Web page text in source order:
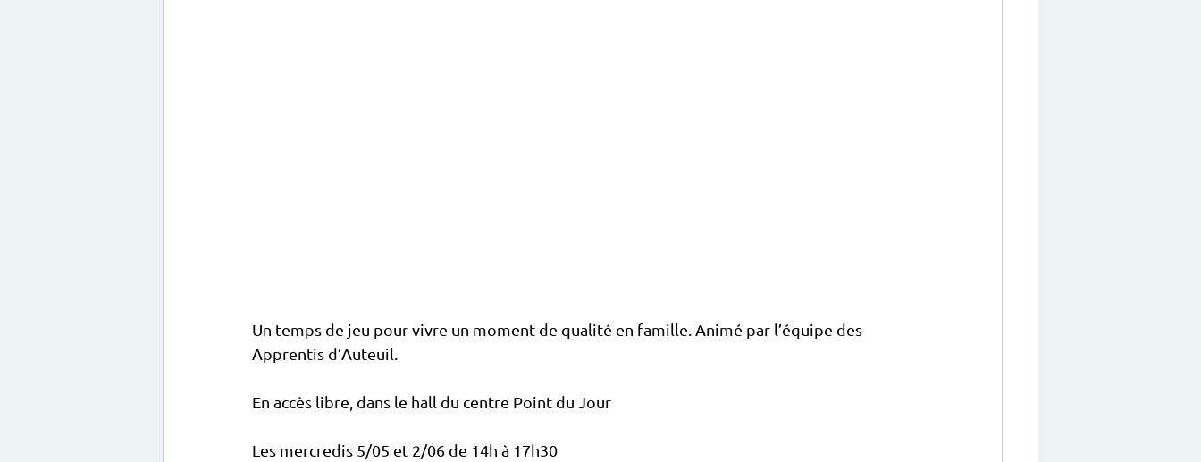
Un temps de jeu pour vivre un moment de qualité en famille. Animé par l’équipe des
Apprentis d’Auteuil.
En accès libre, dans le hall du centre Point du Jour
Les mercredis 5/05 et 2/06 de 14h à 17h30